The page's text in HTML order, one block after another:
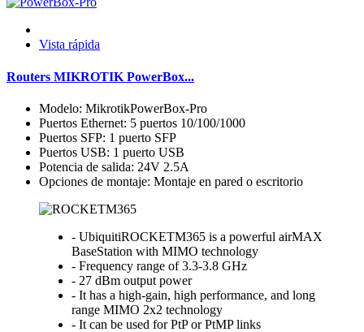
Vista rápida
Routers MIKROTIK PowerBox...
Modelo: MikrotikPowerBox-Pro
Puertos Ethernet: 5 puertos 10/100/1000
Puertos SFP: 1 puerto SFP
Puertos USB: 1 puerto USB
Potencia de salida: 24V 2.5A
Opciones de montaje: Montaje en pared o escritorio
- UbiquitiROCKETM365 is a powerful airMAX
BaseStation with MIMO technology
- Frequency range of 3.3-3.8 GHz
- 27 dBm output power
- It has a high-gain, high performance, and long
range MIMO 2x2 technology
- It can be used for PtP or PtMP links